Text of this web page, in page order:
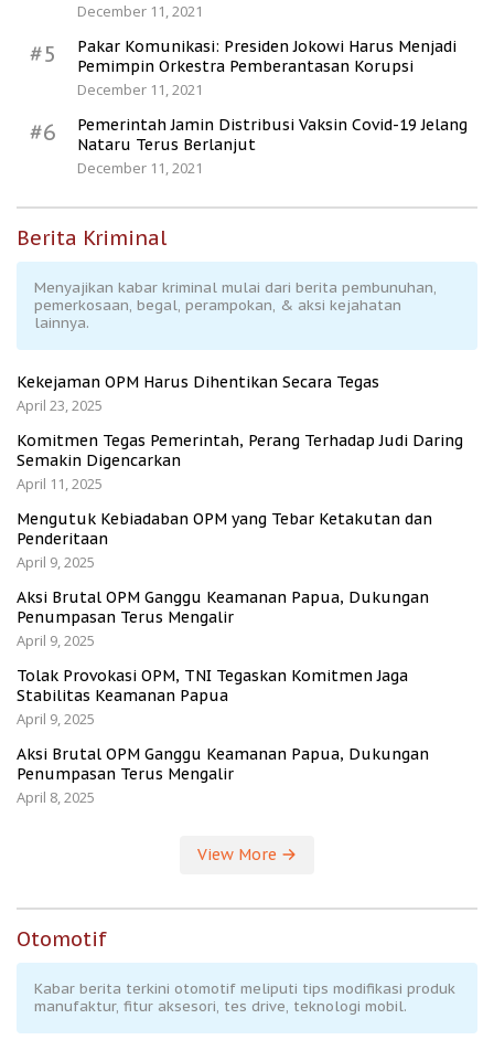
December 11, 2021
#5
Pakar Komunikasi: Presiden Jokowi Harus Menjadi
Pemimpin Orkestra Pemberantasan Korupsi
December 11, 2021
#6
Pemerintah Jamin Distribusi Vaksin Covid-19 Jelang
Nataru Terus Berlanjut
December 11, 2021
Berita Kriminal
Menyajikan kabar kriminal mulai dari berita pembunuhan,
pemerkosaan, begal, perampokan, & aksi kejahatan
lainnya.
Kekejaman OPM Harus Dihentikan Secara Tegas
April 23, 2025
Komitmen Tegas Pemerintah, Perang Terhadap Judi Daring
Semakin Digencarkan
April 11, 2025
Mengutuk Kebiadaban OPM yang Tebar Ketakutan dan
Penderitaan
April 9, 2025
Aksi Brutal OPM Ganggu Keamanan Papua, Dukungan
Penumpasan Terus Mengalir
April 9, 2025
Tolak Provokasi OPM, TNI Tegaskan Komitmen Jaga
Stabilitas Keamanan Papua
April 9, 2025
Aksi Brutal OPM Ganggu Keamanan Papua, Dukungan
Penumpasan Terus Mengalir
April 8, 2025
View More
Otomotif
Kabar berita terkini otomotif meliputi tips modifikasi produk
manufaktur, fitur aksesori, tes drive, teknologi mobil.